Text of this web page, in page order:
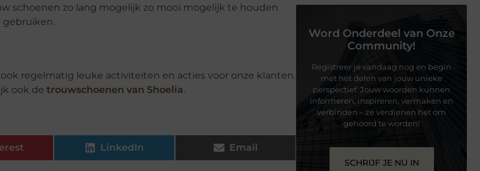
schoenen zo lang mogelijk zo mooi mogelijk te houden
gebruiken.
regelmatig leuke activiteiten en acties voor onze klanten.
ook de trouwschoenen van Shoelia.
LinkedIn Email
Word Onderdeel van Onze
Community!
Registreer je vandaag nog en begin
met het delen van jouw unieke
perspectief. Jouw woorden kunnen
informeren, inspireren, vermaken en
verbinden – ze verdienen het om
gehoord te worden!
SCHRIJF JE NU IN